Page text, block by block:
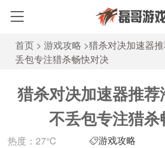
首页 > 游戏攻略 >猎杀对决加速器
丢包专注猎杀畅快对决
猎杀对决加速器推
不丢包专注猎
热度：27℃ 游戏攻略